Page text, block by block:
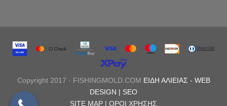
Copyright 2017 · FISHINGMOLD.COM ΕΙΔΗ ΑΛΙΕΙΑΣ - WEB
DESIGN | SEO
SITE MAP | ΟΡΟΙ ΧΡΗΣΗΣ